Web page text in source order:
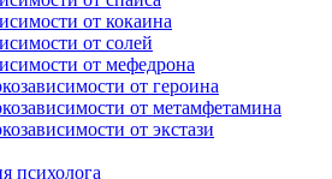
от кокаина
от солей
от мефедрона
от героина
от метамфетамина
от экстази
психолога